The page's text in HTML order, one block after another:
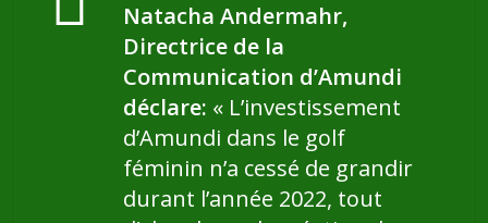
Natacha Andermahr,
Directrice de la
Communication d’Amundi
déclare: « L’investissement
d’Amundi dans le golf
féminin n’a cessé de grandir
durant l’année 2022, tout